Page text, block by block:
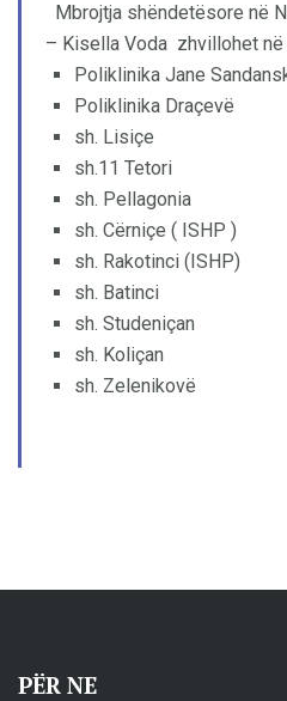
Mbrojtja shëndetësore në
– Kisella Voda zhvillohet në
Poliklinika Jane
Poliklinika Draçevë
sh. Lisiçe
sh.11 Tetori
sh. Pellagonia
sh. Cërniçe ( ISHP )
sh. Rakotinci (ISHP)
sh. Batinci
sh. Studeniçan
sh. Koliçan
sh. Zelenikovë
PËR NE